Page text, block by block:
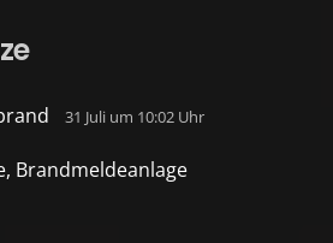
31 Juli um 10:02 Uhr
Brandmeldeanlage